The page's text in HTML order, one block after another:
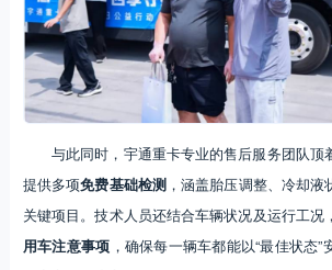
与此同时，宇通重卡专业的售后服务团队顶
提供多项免费基础检测 ，涵盖胎压调整、冷却
关键项目。技术人员还结合车辆状况及运行工况
用车注意事项 ，确保每一辆车都能以“最佳状态